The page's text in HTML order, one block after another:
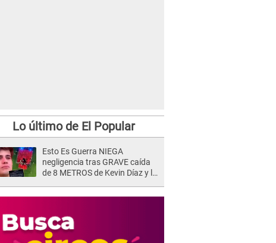
Lo último de El Popular
Esto Es Guerra NIEGA
negligencia tras GRAVE caída
de 8 METROS de Kevin Díaz y lo